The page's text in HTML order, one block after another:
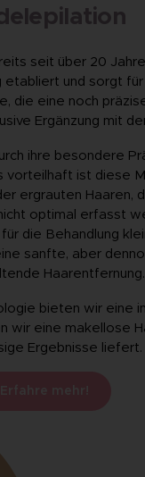
seit über 20
etabliert und sorgt
die eine noch
Ergänzung mit
ihre besondere
vorteilhaft ist diese
ergrauten Haaren,
optimal erfasst
die Behandlung
sanfte, aber
Haarentfernung.
bieten wir eine
wir eine makellose
Ergebnisse liefert.